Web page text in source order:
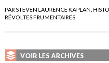
PAR STEVEN LAURENCE KAPLAN,
RÉVOLTES FRUMENTAIRES
VOIR LES ARCHIVES